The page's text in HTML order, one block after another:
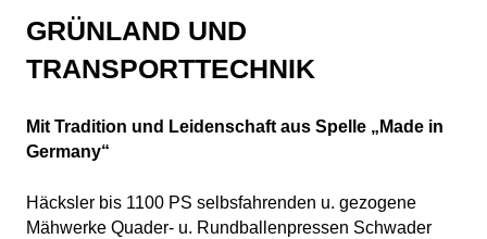
GRÜNLAND UND
TRANSPORTTECHNIK
Mit Tradition und Leidenschaft aus Spelle „Made in
Germany“
Häcksler bis 1100 PS selbsfahrenden u. gezogene
Mähwerke Quader- u. Rundballenpressen Schwader